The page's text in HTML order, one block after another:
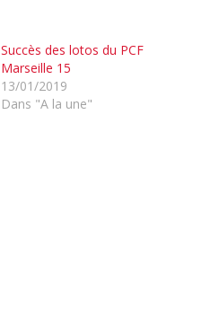
Succès des lotos du PCF
Marseille 15
13/01/2019
Dans "A la une"